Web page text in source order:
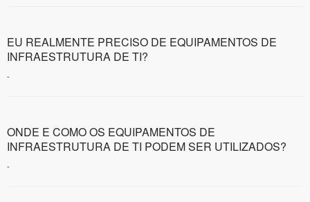
EU REALMENTE PRECISO DE EQUIPAMENTOS DE
INFRAESTRUTURA DE TI?
-
ONDE E COMO OS EQUIPAMENTOS DE
INFRAESTRUTURA DE TI PODEM SER UTILIZADOS?
-